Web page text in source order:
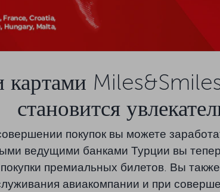
становится
покупок вы можете
ведущими банками Турции вы
премиальных билетов. Вы
авиакомпании и при